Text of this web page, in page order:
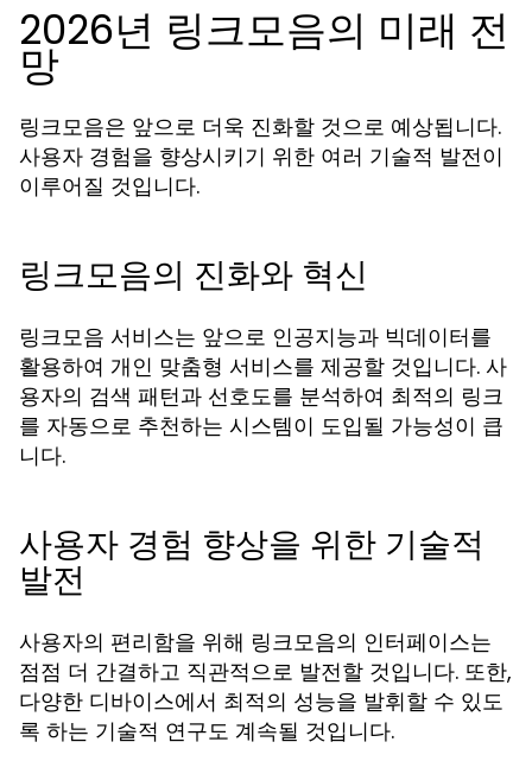
2026년 링크모음의 미래 전
망
링크모음은 앞으로 더욱 진화할 것으로 예상됩니다.
사용자 경험을 향상시키기 위한 여러 기술적 발전이
이루어질 것입니다.
링크모음의 진화와 혁신
링크모음 서비스는 앞으로 인공지능과 빅데이터를
활용하여 개인 맞춤형 서비스를 제공할 것입니다. 사
용자의 검색 패턴과 선호도를 분석하여 최적의 링크
를 자동으로 추천하는 시스템이 도입될 가능성이 큽
니다.
사용자 경험 향상을 위한 기술적
발전
사용자의 편리함을 위해 링크모음의 인터페이스는
점점 더 간결하고 직관적으로 발전할 것입니다. 또한,
다양한 디바이스에서 최적의 성능을 발휘할 수 있도
록 하는 기술적 연구도 계속될 것입니다.